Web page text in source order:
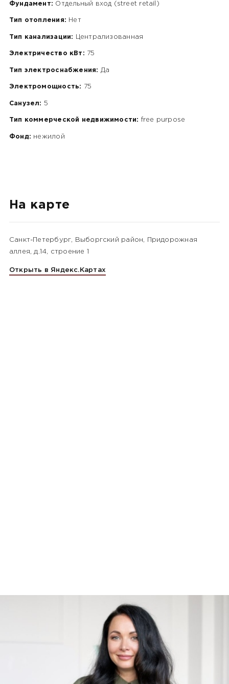
Фундамент: Отдельный вход (street retail)
Тип отопления: Нет
Тип канализации: Централизованная
Электричество кВт: 75
Тип электроснабжения: Да
Электромощность: 75
Санузел: 5
Тип коммерческой недвижимости: free purpose
Фонд: нежилой
На карте
Санкт-Петербург, Выборгский район, Придорожная
аллея, д.14, строение 1
Открыть в Яндекс.Картах